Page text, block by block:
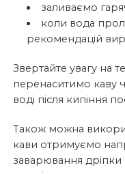
заливаємо
коли вода
рекомендацій
Звертайте увагу на
перенаситимо каву
воді після кипіння
Також можна
кави отримуємо
заварювання дріпки